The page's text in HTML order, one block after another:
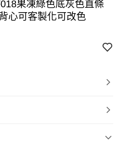
果凍綠色底灰色直條
心可客製化可改色